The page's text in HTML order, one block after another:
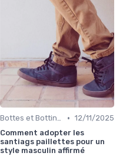
Bottes et Bottines • 12/11/2025
Comment adopter les
santiags paillettes pour un
style masculin affirmé